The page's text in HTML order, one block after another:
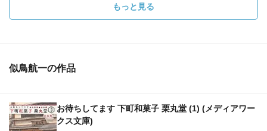
もっと見る
似鳥航一の作品
お待ちしてます 下町和菓子 栗丸堂 (1) (メディアワー
クス文庫)